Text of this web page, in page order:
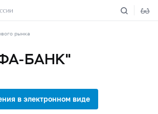
рынка
БАНК"